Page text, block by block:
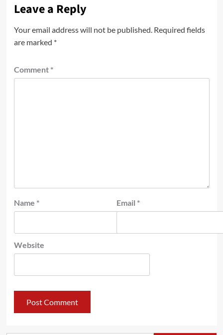
Leave a Reply
Your email address will not be published. Required fields
are marked *
Comment *
Name * Email *
Website